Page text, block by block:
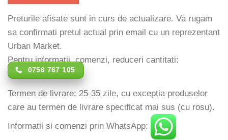
Preturile afisate sunt in curs de actualizare. Va rugam
sa confirmati pretul actual prin email cu un reprezentant
Urban Market.
Pentru informatii, comenzi, reduceri cantitati:
0756 767 105
Termen de livrare: 25-35 zile, cu exceptia produselor
care au termen de livrare specificat mai sus (cu rosu).
Informatii si comenzi prin WhatsApp: